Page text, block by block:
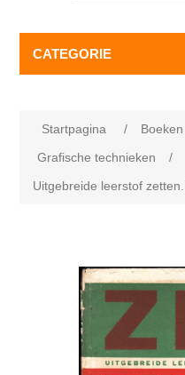
CATEGORIE
Startpagina / Boeken
Grafische technieken
/
Uitgebreide leerstof